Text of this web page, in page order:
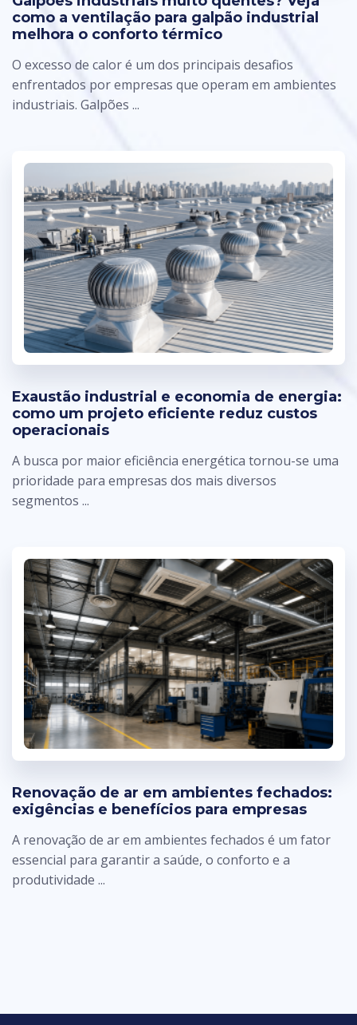
como a ventilação para galpão industrial
melhora o conforto térmico
O excesso de calor é um dos principais desafios
enfrentados por empresas que operam em ambientes
industriais. Galpões ...
Exaustão industrial e economia de energia:
como um projeto eficiente reduz custos
operacionais
A busca por maior eficiência energética tornou-se uma
prioridade para empresas dos mais diversos
segmentos ...
Renovação de ar em ambientes fechados:
exigências e benefícios para empresas
A renovação de ar em ambientes fechados é um fator
essencial para garantir a saúde, o conforto e a
produtividade ...